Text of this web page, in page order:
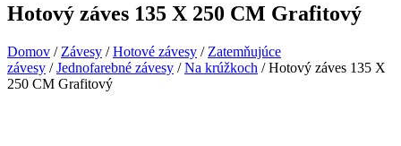
Hotový záves 135 X 250 CM Grafitový
Domov / Závesy /Hotové závesy / Zatemňujúce
závesy /Jednofarebné závesy /Na krúžkoch / Hotový záves 135 X
250 CM Grafitový